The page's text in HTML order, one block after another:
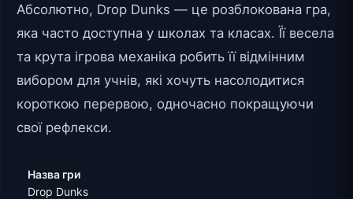
Абсолютно, Drop Dunks — це розблокована гра,
яка часто доступна у школах та класах. Її весела
та крута ігрова механіка робить її відмінним
вибором для учнів, які хочуть насолодитися
короткою перервою, одночасно покращуючи
свої рефлекси.
Назва гри
Drop Dunks